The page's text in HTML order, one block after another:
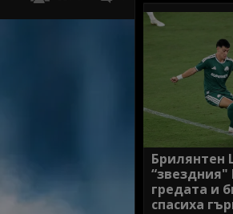
Брилянтен
“звездния"
гредата и
спасиха